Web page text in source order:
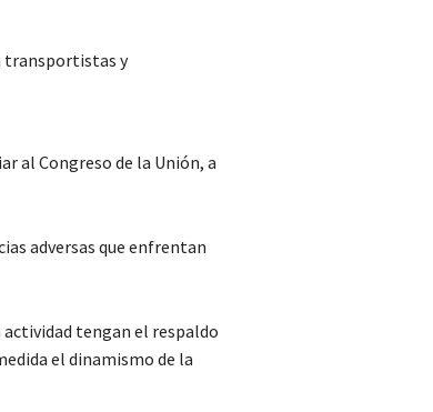
transportistas y
al Congreso de la Unión, a
adversas que enfrentan
tengan el respaldo
el dinamismo de la